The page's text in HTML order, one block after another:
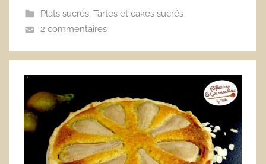
Plats sucrés, Tartes et cakes sucrés
2 commentaires